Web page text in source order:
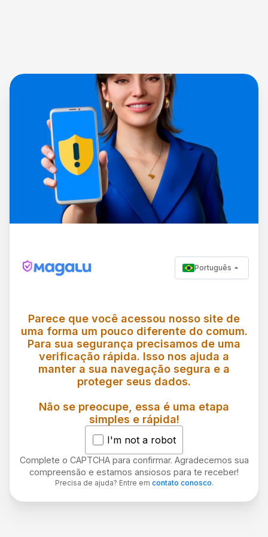
Português
Parece que você acessou nosso site de
uma forma um pouco diferente do comum.
Para sua segurança precisamos de uma
verificação rápida. Isso nos ajuda a
manter a sua navegação segura e a
proteger seus dados.
Não se preocupe, essa é uma etapa
simples e rápida!
I'm not a robot
Complete o CAPTCHA para confirmar. Agradecemos sua
compreensão e estamos ansiosos para te receber!
Precisa de ajuda? Entre em contato conosco.